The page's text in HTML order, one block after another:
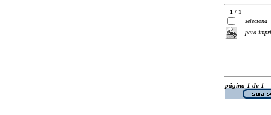
1 / 1
seleciona
para
página 1 de 1